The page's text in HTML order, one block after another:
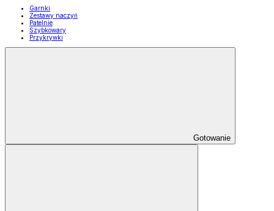
Garnki
Zestawy naczyń
Patelnie
Szybkowary
Przykrywki
Gotowanie